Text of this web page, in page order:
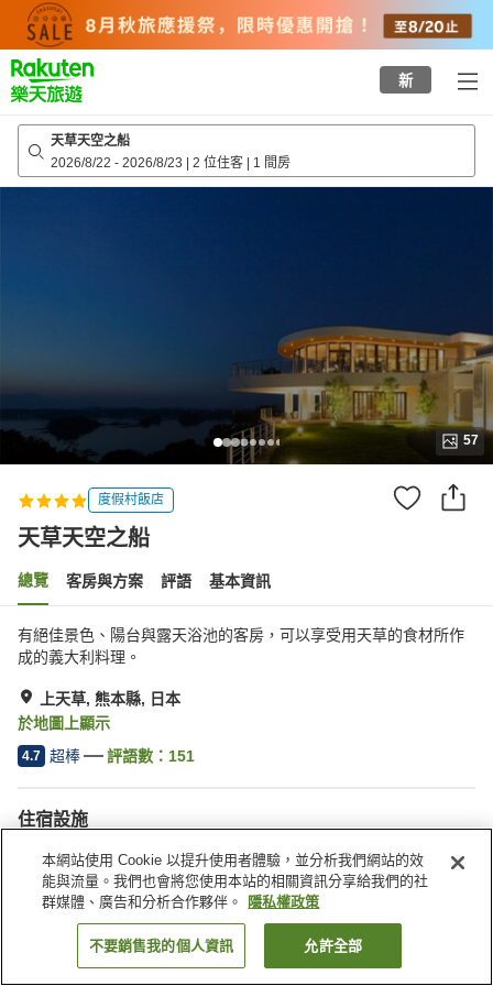
top
page
新
天草天空之船
2026/8/22 - 2026/8/23 | 2 位住客 | 1 間房
57
度假村飯店
天草天空之船
總覽 客房與方案 評語 基本資訊
有絕佳景色、陽台與露天浴池的客房，可以享受用天草的食材所作
成的義大利料理。
上天草, 熊本縣, 日本
於地圖上顯示
4.7 超棒 評語數： 151
住宿設施
餐廳
休息室
酒吧
露天浴池（溫泉）
找客房
本網站使用 Cookie 以提升使用者體驗，並分析我們網站的效
能與流量。我們也會將您使用本站的相關資訊分享給我們的社
群媒體、廣告和分析合作夥伴。
隱私權政策
不要銷售我的個人資訊 允許全部